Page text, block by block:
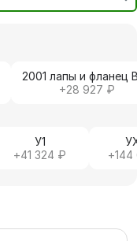
2001 лапы и фланец
+28 927 ₽
У1
+41 324 ₽
+